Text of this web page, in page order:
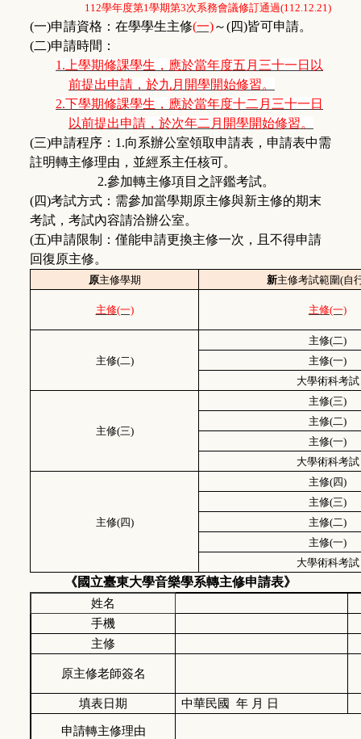
112學年度第1 學期第3次系務會議修訂通過(112.12.21)
(一)申請資格： 在學學生主修(一)～(四)皆可申請。
(二)申請時間：
1. 上學期修課學生，應於當年度五月三十一日以
前提出申請，於九月開學開始修習。
2.下學期修課學生，應於當年度十二月三十一日
以前提出申請，於次年二月開學開始修習。
(三)申請程序：1.向系辦公室領取申請表，申請表中需
註明轉主修理由，並經系主任核可。
2.參加轉主修項目之評鑑考試。
(四)考試方式： 需參加當學期原主修與新主修的期末
考試，考試內容請洽辦公室。
(五)申請限制：僅能申請更換主修一次，且不得申請
回復原主修。
原主修學期 新主修考試範圍(自
主修(一) 主修(一)
主修(二)
主修(二)
主修(一)
大學術科考試
主修(三)
主修(三)
主修(二)
主修(一)
大學術科考試
主修(四)
主修(四)
主修(三)
主修(二)
主修(一)
大學術科考試
《國立臺東大學音樂學系轉主修申請表》
姓名
手機
主修
原主修老師簽名
填表日期 中華民國 年 月 日
申請轉主修理由